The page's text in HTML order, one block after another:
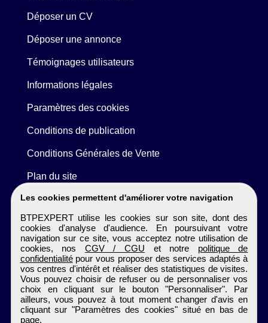
Les cookies permettent d'améliorer votre navigation
BTPEXPERT utilise les cookies sur son site, dont des
cookies d'analyse d'audience. En poursuivant votre
navigation sur ce site, vous acceptez notre utilisation de
cookies, nos CGV / CGU et notre politique de
confidentialitépour vous proposer des services adaptés à
vos centres d'intérêt et réaliser des statistiques de visites.
Vous pouvez choisir de refuser ou de personnaliser vos
choix en cliquant sur le bouton "Personnaliser". Par
ailleurs, vous pouvez à tout moment changer d'avis en
cliquant sur "Paramètres des cookies" situé en bas de
page.
Déposer un CV
Déposer une annonce
Témoignages utilisateurs
Informations légales
Paramètres des cookies
Conditions de publication
Conditions Générales de Vente
Plan du site